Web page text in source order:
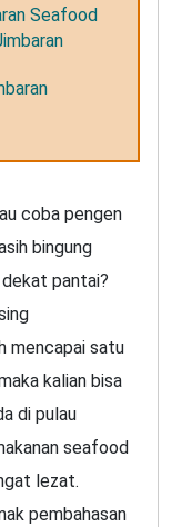
Seafood
coba pengen
bingung
pantai?
mencapai satu
kalian bisa
di pulau
seafood
lezat.
pembahasan